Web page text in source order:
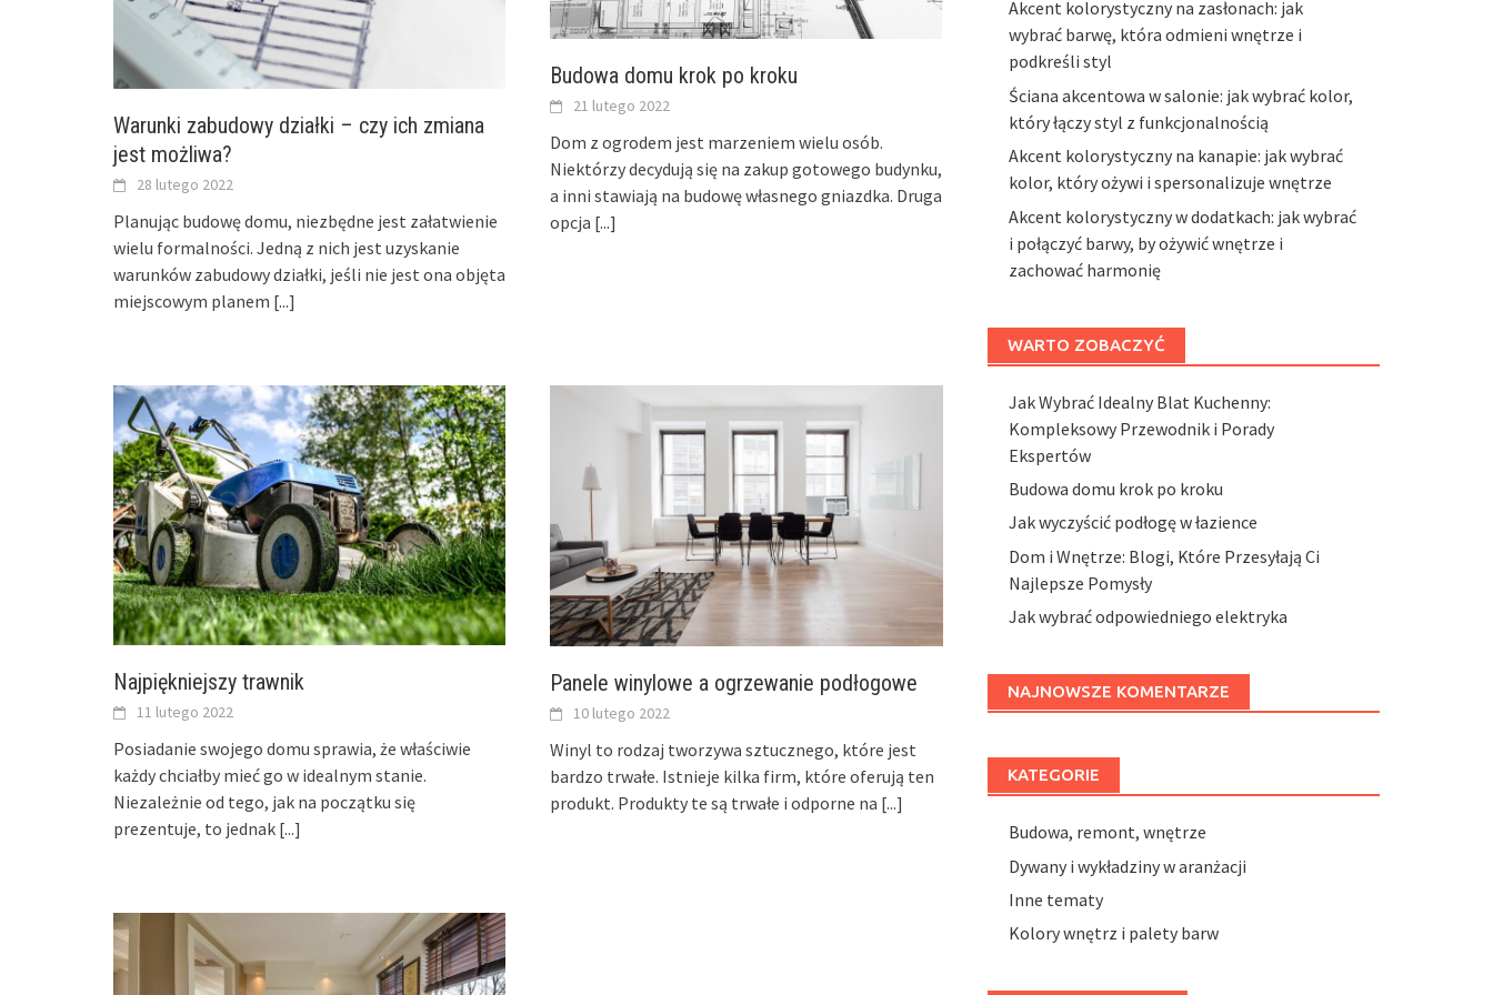
Warunki zabudowy działki – czy ich zmiana
jest możliwa?
28 lutego 2022
Planując budowę domu, niezbędne jest załatwienie
wielu formalności. Jedną z nich jest uzyskanie
warunków zabudowy działki, jeśli nie jest ona objęta
miejscowym planem [...]
Budowa domu krok po kroku
21 lutego 2022
Dom z ogrodem jest marzeniem wielu osób.
Niektórzy decydują się na zakup gotowego budynku,
a inni stawiają na budowę własnego gniazdka. Druga
opcja [...]
Najpiękniejszy trawnik
11 lutego 2022
Posiadanie swojego domu sprawia, że właściwie
każdy chciałby mieć go w idealnym stanie.
Niezależnie od tego, jak na początku się
prezentuje, to jednak [...]
Panele winylowe a ogrzewanie podłogowe
10 lutego 2022
Winyl to rodzaj tworzywa sztucznego, które jest
bardzo trwałe. Istnieje kilka firm, które oferują ten
produkt. Produkty te są trwałe i odporne na [...]
Akcent kolorystyczny na zasłonach: jak
wybrać barwę, która odmieni wnętrze i
podkreśli styl
Ściana akcentowa w salonie: jak wybrać kolor,
który łączy styl z funkcjonalnością
Akcent kolorystyczny na kanapie: jak wybrać
kolor, który ożywi i spersonalizuje wnętrze
Akcent kolorystyczny w dodatkach: jak wybrać
i połączyć barwy, by ożywić wnętrze i
zachować harmonię
WARTO ZOBACZYĆ
Jak Wybrać Idealny Blat Kuchenny:
Kompleksowy Przewodnik i Porady
Ekspertów
Budowa domu krok po kroku
Jak wyczyścić podłogę w łazience
Dom i Wnętrze: Blogi, Które Przesyłają Ci
Najlepsze Pomysły
Jak wybrać odpowiedniego elektryka
NAJNOWSZE KOMENTARZE
KATEGORIE
Budowa, remont, wnętrze
Dywany i wykładziny w aranżacji
Inne tematy
Kolory wnętrz i palety barw